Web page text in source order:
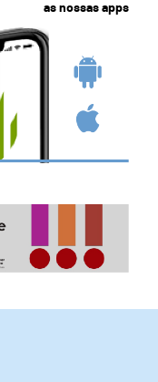
as nossas apps